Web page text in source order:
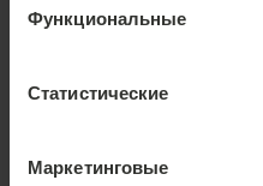
Функциональные
Статистические
Маркетинговые